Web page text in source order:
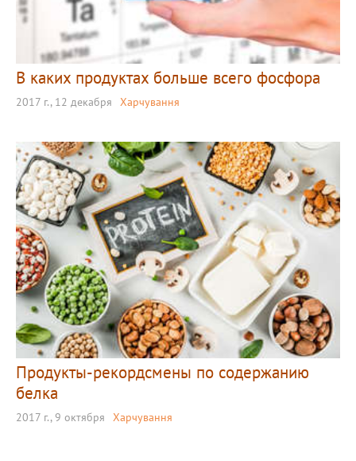
В каких продуктах больше всего фосфора
2017 г., 12 декабря Харчування
Продукты-рекордсмены по содержанию
белка
2017 г., 9 октября Харчування